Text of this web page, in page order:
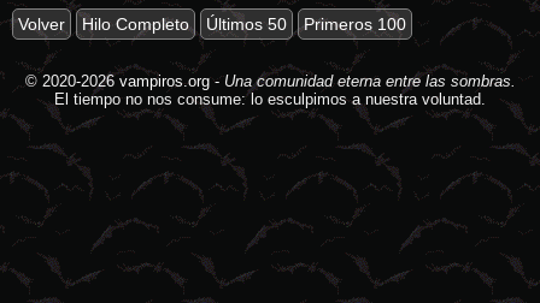
Volver Hilo Completo Últimos 50 Primeros 100
© 2020-2026 vampiros.org- Una comunidad eterna entre las sombras.
El tiempo no nos consume: lo esculpimos a nuestra voluntad.